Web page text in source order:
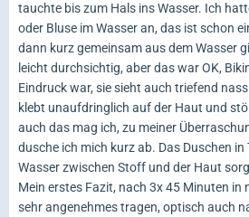
tauchte bis zum Hals ins Wasser. Ich
oder Bluse im Wasser an, das ist schon
dann kurz gemeinsam aus dem Wasser
leicht durchsichtig, aber das war OK,
Eindruck war, sie sieht auch triefend
klebt unaufdringlich auf der Haut und
auch das mag ich, zu meiner
dusche ich mich kurz ab. Das Duschen
Wasser zwischen Stoff und der Haut
Mein erstes Fazit, nach 3x 45 Minuten in
sehr angenehmes tragen, optisch auch